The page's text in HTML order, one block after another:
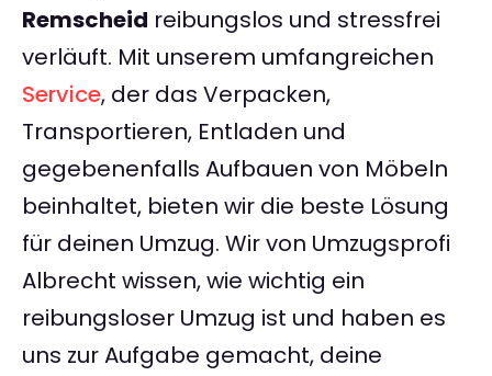
Remscheid reibungslos und stressfrei
verläuft. Mit unserem umfangreichen
Service, der das Verpacken,
Transportieren, Entladen und
gegebenenfalls Aufbauen von Möbeln
beinhaltet, bieten wir die beste Lösung
für deinen Umzug. Wir von Umzugsprofi
Albrecht wissen, wie wichtig ein
reibungsloser Umzug ist und haben es
uns zur Aufgabe gemacht, deine